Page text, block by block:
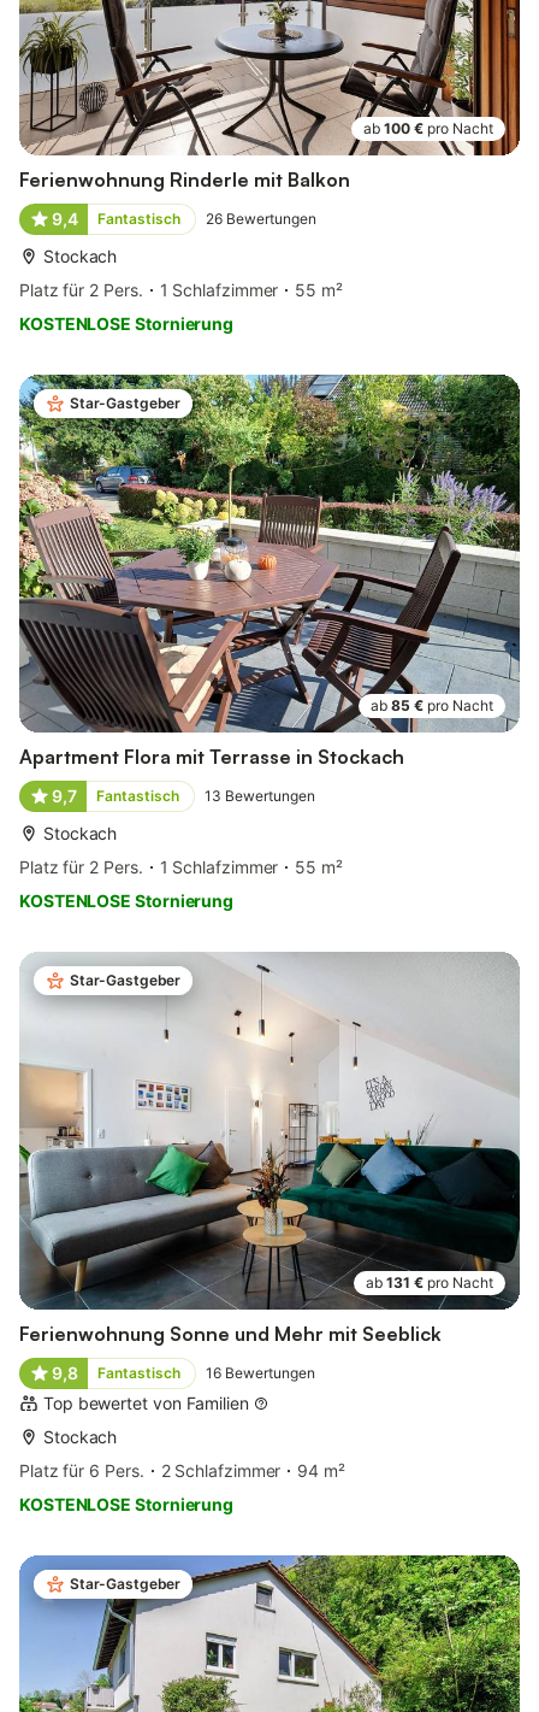
ab 100 € pro Nacht
Ferienwohnung Rinderle mit Balkon
9,4 Fantastisch 26 Bewertungen
Stockach
Platz für 2 Pers.
1 Schlafzimmer
55 m²
KOSTENLOSE Stornierung
Star-Gastgeber
ab 85 € pro Nacht
Apartment Flora mit Terrasse in Stockach
9,7 Fantastisch 13 Bewertungen
Stockach
Platz für 2 Pers.
1 Schlafzimmer
55 m²
KOSTENLOSE Stornierung
Star-Gastgeber
ab 131 € pro Nacht
Ferienwohnung Sonne und Mehr mit Seeblick
9,8 Fantastisch 16 Bewertungen
Top bewertet von Familien
Stockach
Platz für 6 Pers.
2 Schlafzimmer
94 m²
KOSTENLOSE Stornierung
Star-Gastgeber